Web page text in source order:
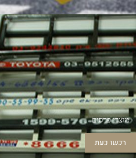
מוצרי פרסום
רכשו כעת